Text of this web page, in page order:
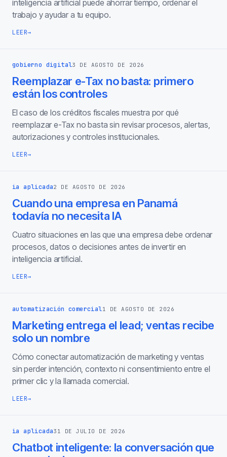
inteligencia artificial puede ahorrar tiempo, ordenar el
trabajo y ayudar a tu equipo.
LEER→
gobierno digital3 DE AGOSTO DE 2026
Reemplazar e-Tax no basta: primero
están los controles
El caso de los créditos fiscales muestra por qué
reemplazar e-Tax no basta sin revisar procesos, alertas,
autorizaciones y controles institucionales.
LEER→
ia aplicada2 DE AGOSTO DE 2026
Cuando una empresa en Panamá
todavía no necesita IA
Cuatro situaciones en las que una empresa debe ordenar
procesos, datos o decisiones antes de invertir en
inteligencia artificial.
LEER→
automatización comercial1 DE AGOSTO DE 2026
Marketing entrega el lead; ventas recibe
solo un nombre
Cómo conectar automatización de marketing y ventas
sin perder intención, contexto ni consentimiento entre el
primer clic y la llamada comercial.
LEER→
ia aplicada31 DE JULIO DE 2026
Chatbot inteligente: la conversación que